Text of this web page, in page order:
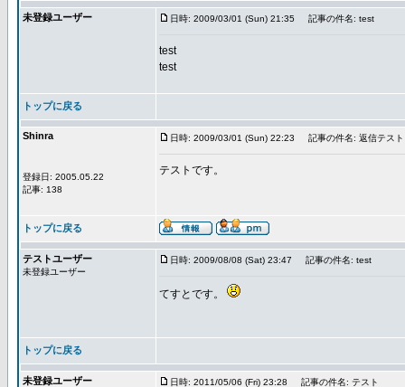
未登録ユーザー 日時: 2009/03/01 (Sun) 21:35 記事の件名: test
test
test
トップに戻る
Shinra
登録日: 2005.05.22
記事: 138
日時: 2009/03/01 (Sun) 22:23 記事の件名: 返信テスト
テストです。
トップに戻る
テストユーザー
未登録ユーザー
日時: 2009/08/08 (Sat) 23:47 記事の件名: test
てすとです。
トップに戻る
未登録ユーザー 日時: 2011/05/06 (Fri) 23:28 記事の件名: テスト